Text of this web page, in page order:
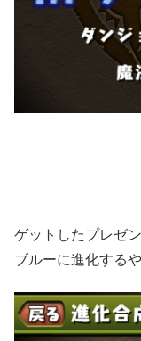
ゲットしたプレゼ
ブルーに進化する